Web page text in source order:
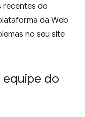
recentes do
da Web
no seu site
equipe do